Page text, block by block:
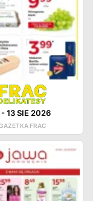
13 SIE 2026
FRAC